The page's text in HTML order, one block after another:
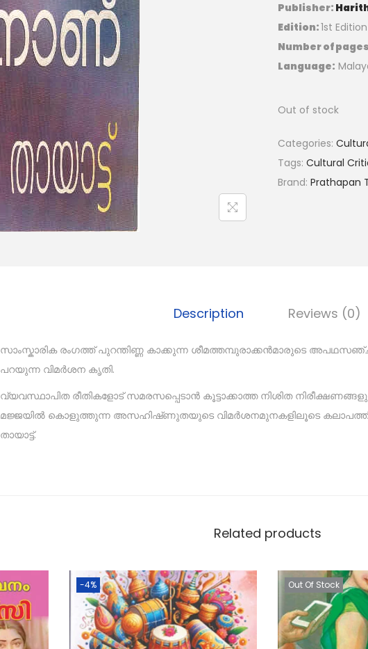
Publisher:
Edition:1st
Number of
Language:
Out of stock
Categories:
Tags: Cultural
Brand: Prathapan
Description Reviews (0)
സാംസ്കാരിക രംഗത്ത് പുറന്തിണ്ണ കാക്കുന്ന ശീമത്തമ്പുരാക്കൻമാരുടെ
പറയുന്ന വിമർശന കൃതി.
വ്യവസ്ഥാപിത രീതികളോട് സമരസപ്പെടാൻ കൂട്ടാക്കാത്ത നിശിത
മജ്ജയിൽ കൊളുത്തുന്ന അസഹിഷ്‌ണുതയുടെ വിമർശനമുനകളിലൂടെ
തായാട്ട്.
Related products
-4% Out Of Stock